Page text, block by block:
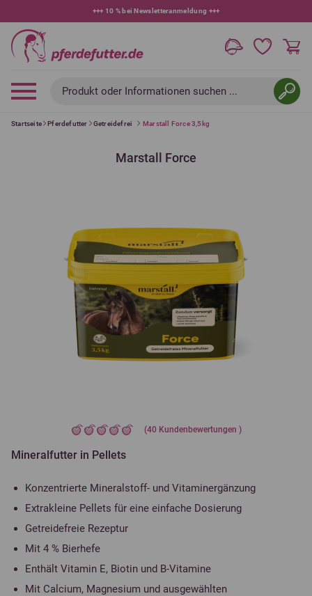
+++ 10 % bei Newsletteranmeldung +++
Produkt oder Informationen suchen ...
Startseite Pferdefutter Getreidefrei Marstall Force 3,5kg
Marstall Force
(40 Kundenbewertungen )
Mineralfutter in Pellets
Konzentrierte Mineralstoff- und Vitaminergänzung
Extrakleine Pellets für eine einfache Dosierung
Getreidefreie Rezeptur
Mit 4 % Bierhefe
Enthält Vitamin E, Biotin und B-Vitamine
Mit Calcium, Magnesium und ausgewählten